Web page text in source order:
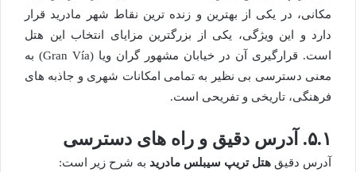
مکانی، در یکی از بهترین و زنده ترین نقاط شهر مادرید قرار
دارد و این ویژگی، یکی از بزرگترین مزایای انتخاب این هتل
است. قرارگیری آن در خیابان مشهور گران ویا (Gran Vía) به
معنی دسترسی بی نظیر به تمامی امکانات شهری و جاذبه های
فرهنگی، تاریخی و تفریحی است.
۵.۱. آدرس دقیق و راه های دسترسی
آدرس دقیق هتل تریپ سیبلس مادرید به شرح زیر است: